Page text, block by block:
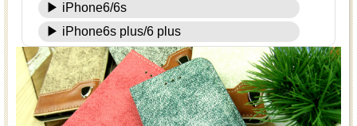
▶ iPhone6/6s
▶ iPhone6s plus/6 plus